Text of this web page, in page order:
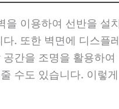
이용하여 선반을 설
. 또한 벽면에 디스플
간을 조명을 활용하여
수도 있습니다. 이렇